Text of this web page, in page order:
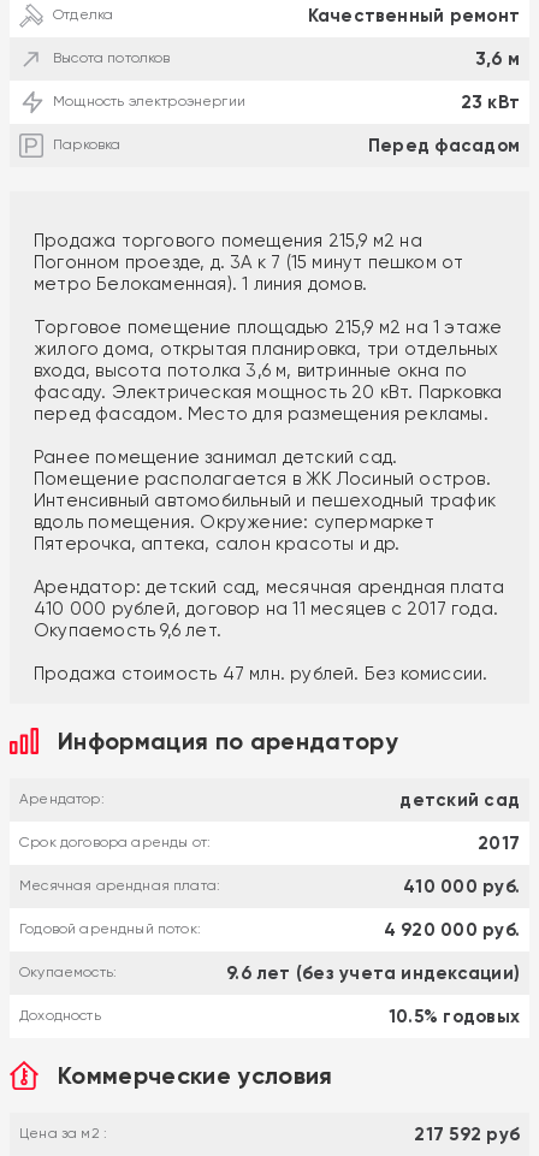
Отделка Качественный ремонт
Высота потолков 3,6 м
Мощность электроэнергии 23 кВт
Парковка Перед фасадом
Продажа торгового помещения 215,9 м2 на
Погонном проезде, д. 3А к 7 (15 минут пешком от
метро Белокаменная). 1 линия домов.
Торговое помещение площадью 215,9 м2 на 1 этаже
жилого дома, открытая планировка, три отдельных
входа, высота потолка 3,6 м, витринные окна по
фасаду. Электрическая мощность 20 кВт. Парковка
перед фасадом. Место для размещения рекламы.
Ранее помещение занимал детский сад.
Помещение располагается в ЖК Лосиный остров.
Интенсивный автомобильный и пешеходный трафик
вдоль помещения. Окружение: супермаркет
Пятерочка, аптека, салон красоты и др.
Арендатор: детский сад, месячная арендная плата
410 000 рублей, договор на 11 месяцев с 2017 года.
Окупаемость 9,6 лет.
Продажа стоимость 47 млн. рублей. Без комиссии.
Информация по арендатору
Арендатор: детский сад
Срок договора аренды от: 2017
Месячная арендная плата: 410 000 руб.
Годовой арендный поток: 4 920 000 руб.
Окупаемость: 9.6 лет (без учета индексации)
Доходность 10.5% годовых
Коммерческие условия
Цена за м2 : 217 592 руб